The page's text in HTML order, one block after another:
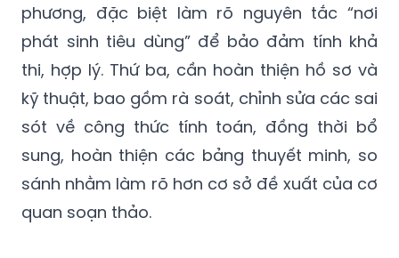
phương, đặc biệt làm rõ nguyên tắc “nơi
phát sinh tiêu dùng” để bảo đảm tính khả
thi, hợp lý. Thứ ba, cần hoàn thiện hồ sơ và
kỹ thuật, bao gồm rà soát, chỉnh sửa các sai
sót về công thức tính toán, đồng thời bổ
sung, hoàn thiện các bảng thuyết minh, so
sánh nhằm làm rõ hơn cơ sở đề xuất của cơ
quan soạn thảo.